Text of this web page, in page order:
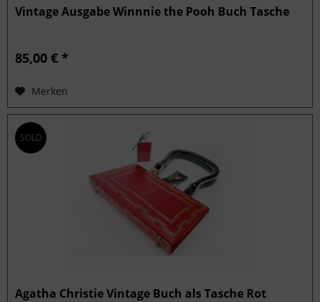
Vintage Ausgabe Winnnie the Pooh Buch Tasche
85,00 € *
Merken
SOLD
Agatha Christie Vintage Buch als Tasche Rot